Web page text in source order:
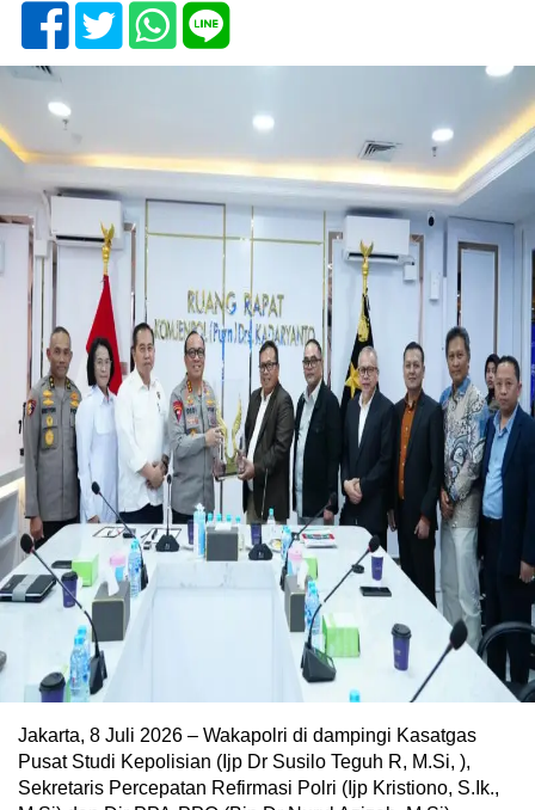
Jakarta, 8 Juli 2026 – Wakapolri di dampingi Kasatgas
Pusat Studi Kepolisian (Ijp Dr Susilo Teguh R, M.Si, ),
Sekretaris Percepatan Refirmasi Polri (Ijp Kristiono, S.Ik.,